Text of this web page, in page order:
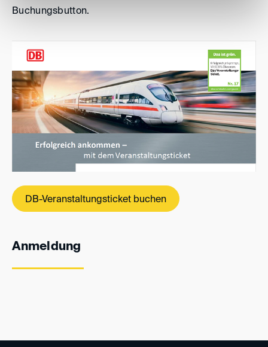
Buchungsbutton.
DB-Veranstaltungsticket buchen
Anmeldung